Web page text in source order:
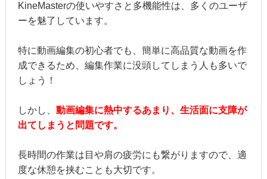
KineMasterの使いやすさと多機能性は、多くのユーザ
ーを魅了しています。
特に動画編集の初心者でも、簡単に高品質な動画を作
成できるため、編集作業に没頭してしまう人も多いで
しょう！
しかし、 動画編集に熱中するあまり、生活面に支障が
出てしまうと問題です。
長時間の作業は目や肩の疲労にも繋がりますので、適
度な休憩を挟むことも大切です。